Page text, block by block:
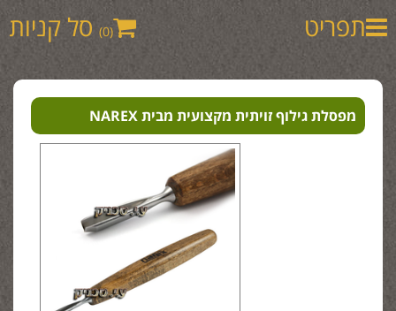
תפריט (0) סל קניות
מפסלת גילוף זויתית מקצועית מבית NAREX